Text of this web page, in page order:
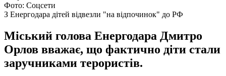
Фото: Соцсети
З Енергодара дітей відвезли "на відпочинок" до РФ
Міський голова Енергодара Дмитро
Орлов вважає, що фактично діти стали
заручниками терористів.